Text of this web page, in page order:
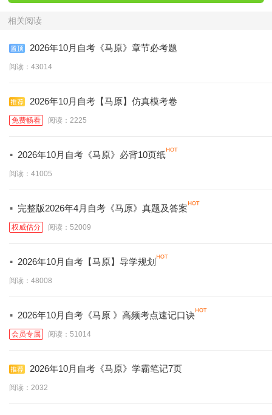
相关阅读
2026年10月自考《马原》章节必考题
阅读：43014
2026年10月自考【马原】仿真模考卷
免费畅看 阅读：2225
· 2026年10月自考《马原》必背10页纸
阅读：41005
· 完整版2026年4月自考《马原》真题及答案
权威估分 阅读：52009
· 2026年10月自考【马原】导学规划
阅读：48008
· 2026年10月自考《马原 》高频考点速记口诀
会员专属 阅读：51014
2026年10月自考《马原》学霸笔记7页
阅读：2032